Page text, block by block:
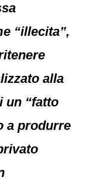
“illecita”,
alla
un “fatto
a produrre